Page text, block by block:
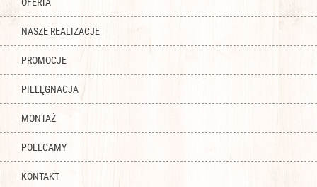
NASZE REALIZACJE
PROMOCJE
PIELĘGNACJA
MONTAŻ
POLECAMY
KONTAKT